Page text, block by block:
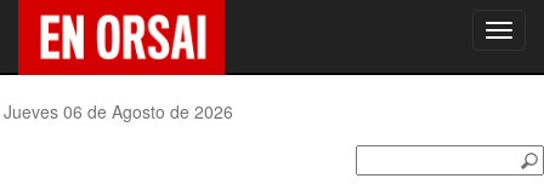
Jueves 06 de Agosto de 2026